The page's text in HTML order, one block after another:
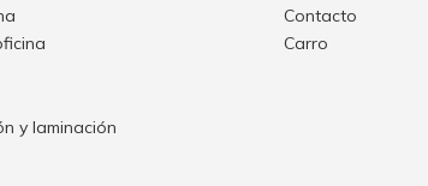
y laminación
Contacto
Carro